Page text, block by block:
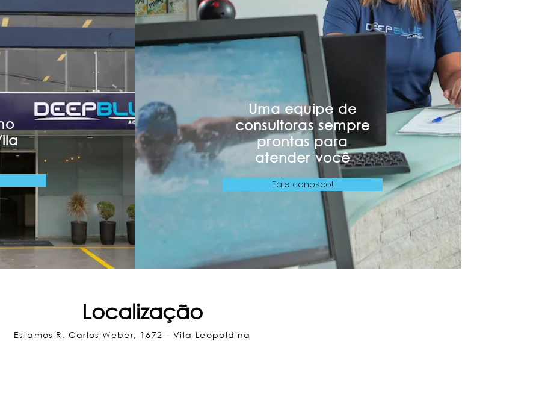
Uma equipe de
consultoras sempre
prontas para
atender você
Fale conosco!
Localização
Estamos R. Carlos Weber, 1672 - Vila Leopoldina